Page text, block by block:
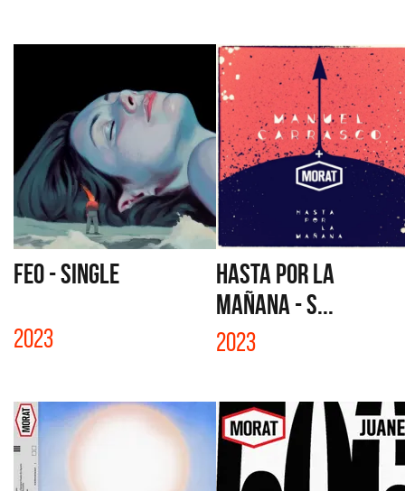
FEO - SINGLE
2023
HASTA POR LA
MAÑANA - S...
2023